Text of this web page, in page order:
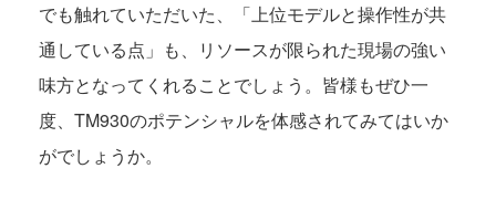
でも触れていただいた、「上位モデルと操作性が共
通している点」も、リソースが限られた現場の強い
味方となってくれることでしょう。皆様もぜひ一
度、TM930のポテンシャルを体感されてみてはいか
がでしょうか。